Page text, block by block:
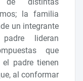
la familia
un integrante
lideran
que
padre tienen
al conformar